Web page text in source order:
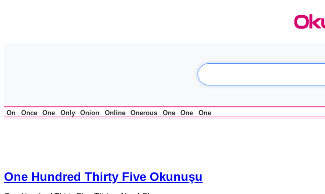
On Once One Only Onion Online Onerous One One One
One Hundred Thirty Five Okunuşu